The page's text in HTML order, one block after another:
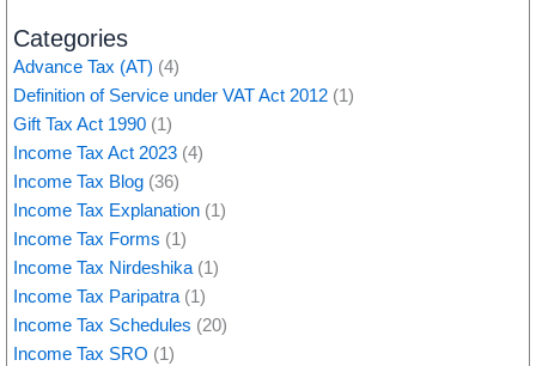
Categories
Advance Tax (AT) (4)
Definition of Service under VAT Act 2012 (1)
Gift Tax Act 1990 (1)
Income Tax Act 2023 (4)
Income Tax Blog (36)
Income Tax Explanation (1)
Income Tax Forms (1)
Income Tax Nirdeshika (1)
Income Tax Paripatra (1)
Income Tax Schedules (20)
Income Tax SRO (1)